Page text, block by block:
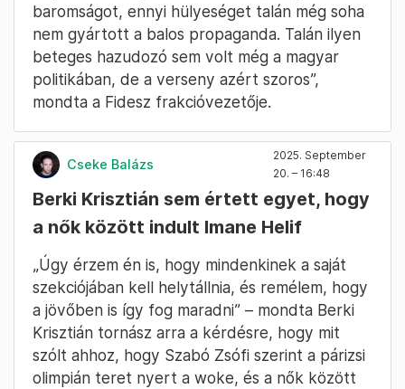
baromságot, ennyi hülyeséget talán még soha
nem gyártott a balos propaganda. Talán ilyen
beteges hazudozó sem volt még a magyar
politikában, de a verseny azért szoros”,
mondta a Fidesz frakcióvezetője.
Cseke Balázs
2025. September
20. – 16:48
Berki Krisztián sem értett egyet, hogy
a nők között indult Imane Helif
„Úgy érzem én is, hogy mindenkinek a saját
szekciójában kell helytállnia, és remélem, hogy
a jövőben is így fog maradni” – mondta Berki
Krisztián tornász arra a kérdésre, hogy mit
szólt ahhoz, hogy Szabó Zsófi szerint a párizsi
olimpián teret nyert a woke, és a nők között